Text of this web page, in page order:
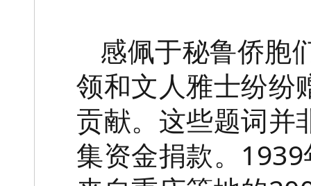
感佩于秘鲁侨胞
领和文人雅士纷纷
贡献。这些题词并
集资金捐款。